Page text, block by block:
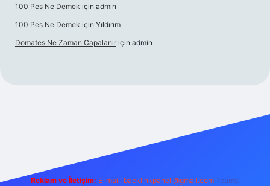
100 Pes Ne Demek için admin
100 Pes Ne Demek için Yıldırım
Domates Ne Zaman Capalanir için admin
Reklam ve İletişim: E-mail: backlinkpaneli@gmail.com Teams: